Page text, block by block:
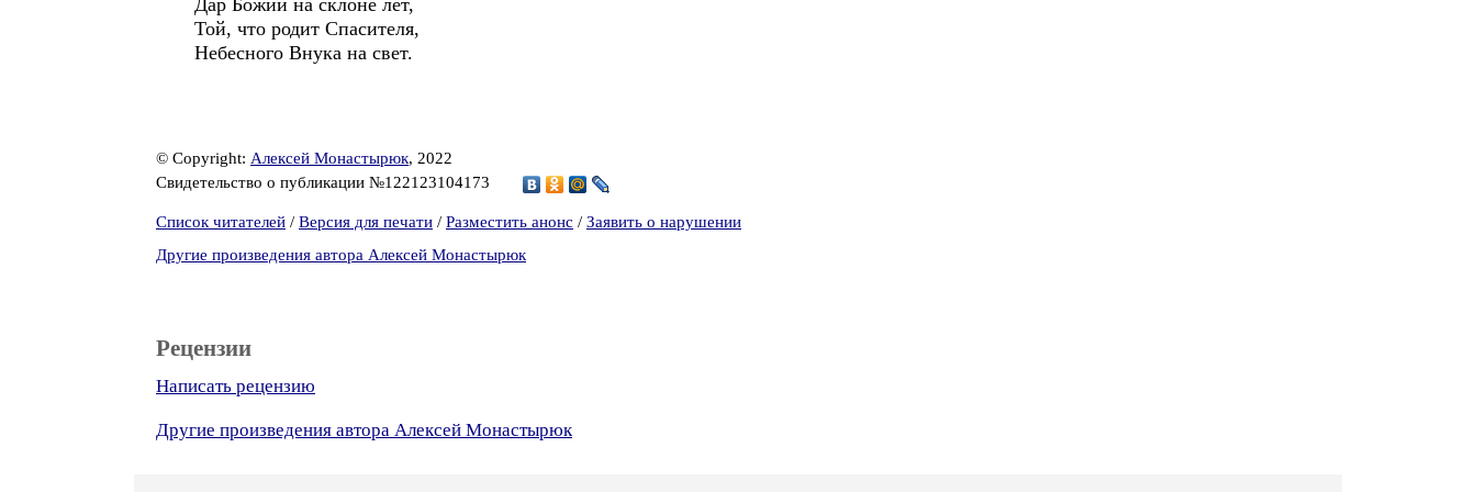
Дар Божий на склоне лет,
Той, что родит Спасителя,
Небесного Внука на свет.
© Copyright: Алексей Монастырюк, 2022
Свидетельство о публикации №122123104173
Список читателей / Версия для печати / Разместить анонс / Заявить о нарушении
Другие произведения автора Алексей Монастырюк
Рецензии
Написать рецензию
Другие произведения автора Алексей Монастырюк